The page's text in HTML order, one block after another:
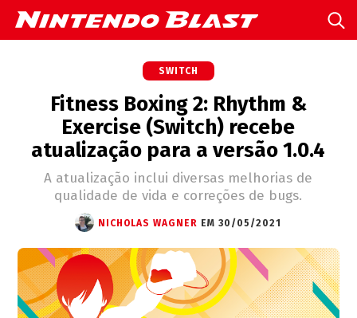
SWITCH
Fitness Boxing 2: Rhythm &
Exercise (Switch) recebe
atualização para a versão 1.0.4
A atualização inclui diversas melhorias de
qualidade de vida e correções de bugs.
NICHOLAS WAGNER EM 30/05/2021